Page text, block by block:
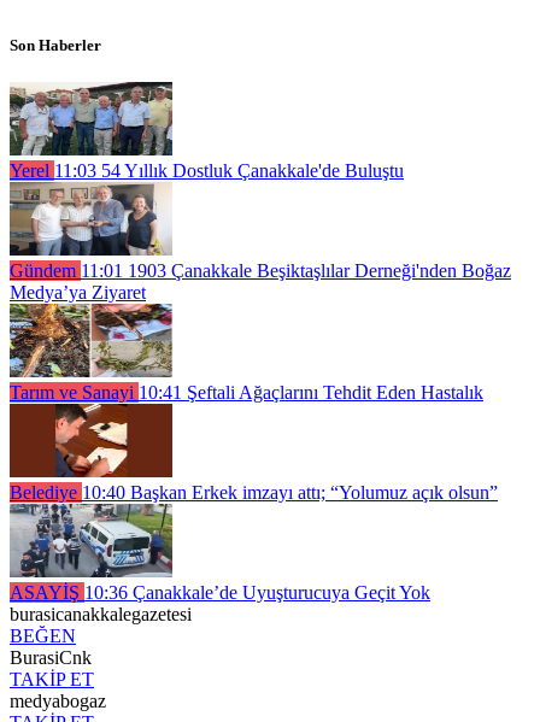
Son Haberler
Yerel 11:03 54 Yıllık Dostluk Çanakkale'de Buluştu
Gündem 11:01 1903 Çanakkale Beşiktaşlılar Derneği'nden Boğaz
Medya’ya Ziyaret
Tarım ve Sanayi 10:41 Şeftali Ağaçlarını Tehdit Eden Hastalık
Belediye 10:40 Başkan Erkek imzayı attı; “Yolumuz açık olsun”
ASAYİŞ 10:36 Çanakkale’de Uyuşturucuya Geçit Yok
burasicanakkalegazetesi
BEĞEN
BurasiCnk
TAKİP ET
medyabogaz